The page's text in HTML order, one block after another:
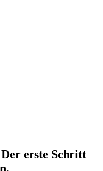
erste Schritt